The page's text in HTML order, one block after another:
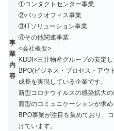
事
業
内
容
①コンタクトセンター事業
②バックオフィス事業
③ITソリューション事業
④その他関連事業
<会社概要>
KDDI×三井物産グループの安定
BPO(ビジネス・プロセス・アウ
成長を実現している企業です。
新型コロナウイルスの感染拡大
面型のコミュニケーションが求
BPO事業が注目を集めており、
けています。